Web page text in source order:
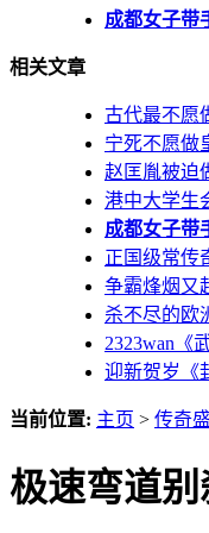
成都女子带
相关文章
古代最不愿
宁死不愿做
赵匡胤被迫
港中大学生
成都女子带
正国级常传
争霸烽烟又
杀不尽的欧
2323wan《
迎新贺岁《
当前位置: 主页 > 传奇
极速弯道